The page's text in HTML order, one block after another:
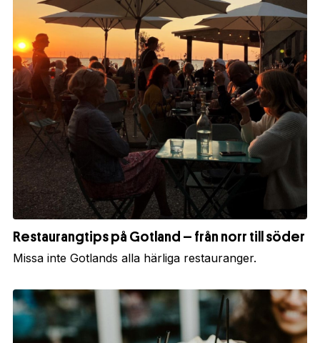
Restaurangtips på Gotland – från norr till söder
Missa inte Gotlands alla härliga restauranger.